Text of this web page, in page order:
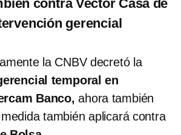
contra Vector Casa de
gerencial
la CNBV decretó la
temporal en
Banco,ahora también
también aplicará contra